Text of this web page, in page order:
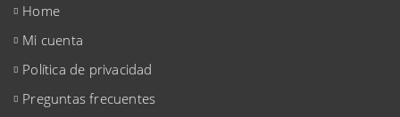
Home
Mi cuenta
Política de privacidad
Preguntas frecuentes